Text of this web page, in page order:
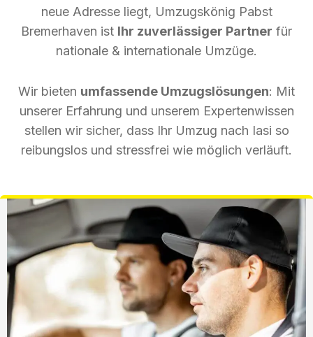
neue Adresse liegt, Umzugskönig Pabst
Bremerhaven ist Ihr zuverlässiger Partner für
nationale & internationale Umzüge.
Wir bieten umfassende Umzugslösungen: Mit
unserer Erfahrung und unserem Expertenwissen
stellen wir sicher, dass Ihr Umzug nach Iasi so
reibungslos und stressfrei wie möglich verläuft.